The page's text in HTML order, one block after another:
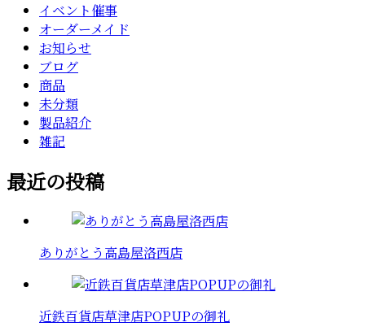
イベント催事
オーダーメイド
お知らせ
ブログ
商品
未分類
製品紹介
雑記
最近の投稿
ありがとう高島屋洛西店
近鉄百貨店草津店POPUPの御礼